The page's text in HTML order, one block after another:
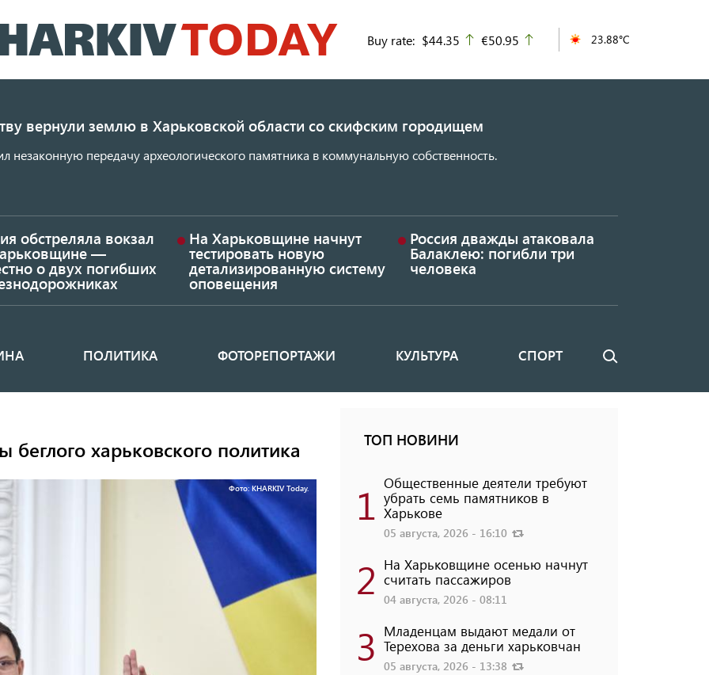
к
основному
Buy rate: $44.35 up
€50.95 23.88°C
вернули землю в Харьковской области со скифским городищем
незаконную передачу археологического памятника в коммунальную собственность.
обстреляла вокзал
—
о двух погибших
На Харьковщине начнут
тестировать новую
детализированную систему
оповещения
Россия дважды атаковала
Балаклею: погибли три
человека
ПОЛИТИКА ФОТОРЕПОРТАЖИ КУЛЬТУРА СПОРТ Поиск
беглого харьковского политика
Фото: KHARKIV Today.
ТОП НОВИНИ
1 Общественные деятели требуют
убрать семь памятников в
Харькове
05 августа, 2026 - 16:10
2 На Харьковщине осенью начнут
считать пассажиров
04 августа, 2026 - 08:11
3 Младенцам выдают медали от
Терехова за деньги харьковчан
05 августа, 2026 - 13:38